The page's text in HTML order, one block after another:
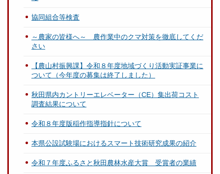
協同組合等検査
～農家の皆様へ～ 農作業中のクマ対策を徹底してくだ
さい
【農山村振興課】令和８年度地域づくり活動実証事業に
ついて（今年度の募集は終了しました）
秋田県内カントリーエレベーター（CE）集出荷コスト
調査結果について
令和８年度版稲作指導指針について
本県公設試験場におけるスマート技術研究成果の紹介
令和７年度ふるさと秋田農林水産大賞 受賞者の業績